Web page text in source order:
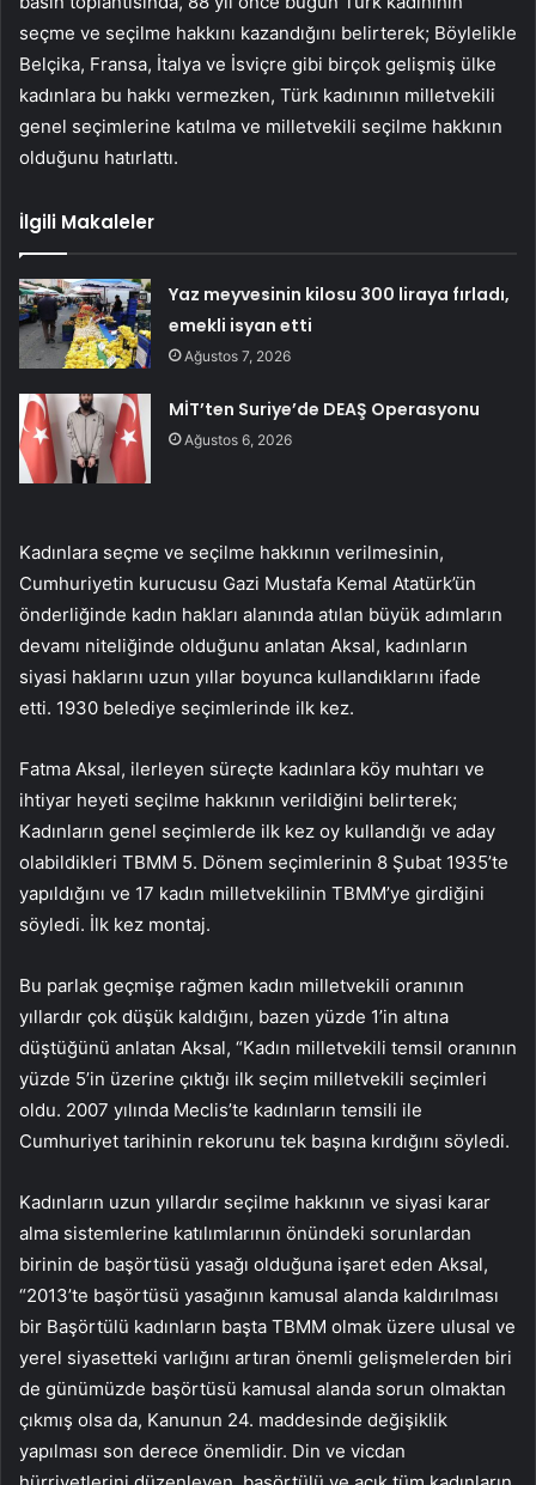
seçme ve seçilme hakkını kazandığını belirterek; Böylelikle
Belçika, Fransa, İtalya ve İsviçre gibi birçok gelişmiş ülke
kadınlara bu hakkı vermezken, Türk kadınının milletvekili
genel seçimlerine katılma ve milletvekili seçilme hakkının
olduğunu hatırlattı.
İlgili Makaleler
Yaz meyvesinin kilosu 300 liraya fırladı,
emekli isyan etti
Ağustos 7, 2026
MİT’ten Suriye’de DEAŞ Operasyonu
Ağustos 6, 2026
Kadınlara seçme ve seçilme hakkının verilmesinin,
Cumhuriyetin kurucusu Gazi Mustafa Kemal Atatürk’ün
önderliğinde kadın hakları alanında atılan büyük adımların
devamı niteliğinde olduğunu anlatan Aksal, kadınların
siyasi haklarını uzun yıllar boyunca kullandıklarını ifade
etti. 1930 belediye seçimlerinde ilk kez.
Fatma Aksal, ilerleyen süreçte kadınlara köy muhtarı ve
ihtiyar heyeti seçilme hakkının verildiğini belirterek;
Kadınların genel seçimlerde ilk kez oy kullandığı ve aday
olabildikleri TBMM 5. Dönem seçimlerinin 8 Şubat 1935’te
yapıldığını ve 17 kadın milletvekilinin TBMM’ye girdiğini
söyledi. İlk kez montaj.
Bu parlak geçmişe rağmen kadın milletvekili oranının
yıllardır çok düşük kaldığını, bazen yüzde 1’in altına
düştüğünü anlatan Aksal, “Kadın milletvekili temsil oranının
yüzde 5’in üzerine çıktığı ilk seçim milletvekili seçimleri
oldu. 2007 yılında Meclis’te kadınların temsili ile
Cumhuriyet tarihinin rekorunu tek başına kırdığını söyledi.
Kadınların uzun yıllardır seçilme hakkının ve siyasi karar
alma sistemlerine katılımlarının önündeki sorunlardan
birinin de başörtüsü yasağı olduğuna işaret eden Aksal,
“2013’te başörtüsü yasağının kamusal alanda kaldırılması
bir Başörtülü kadınların başta TBMM olmak üzere ulusal ve
yerel siyasetteki varlığını artıran önemli gelişmelerden biri
de günümüzde başörtüsü kamusal alanda sorun olmaktan
çıkmış olsa da, Kanunun 24. maddesinde değişiklik
yapılması son derece önemlidir. Din ve vicdan